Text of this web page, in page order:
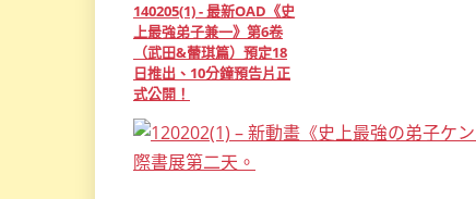
140205(1) - 最新OAD《史
上最強弟子兼一》第6卷
（武田&蕾琪篇）預定18
日推出、10分鐘預告片正
式公開！